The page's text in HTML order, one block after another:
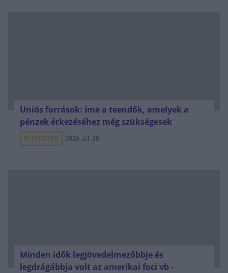
Uniós források: íme a teendők, amelyek a
pénzek érkezéséhez még szükségesek
ELEMZÉSEK 2026. júl. 20.
Minden idők legjövedelmezőbbje és
legdrágábbja volt az amerikai foci vb -